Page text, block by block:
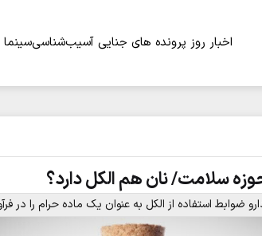
اخبار روز پرونده های جنایی آسیب‌شناسیسینما
سلامت/ نان هم الکل دارد؟
ضوابط استفاده از الکل به عنوان یک ماده حرام را در